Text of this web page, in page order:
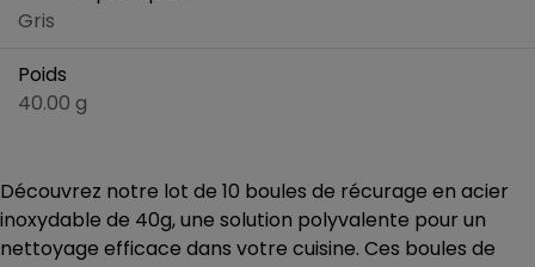
Gris
Poids
40.00 g
Découvrez notre lot de 10 boules de récurage en acier
inoxydable de 40g, une solution polyvalente pour un
nettoyage efficace dans votre cuisine. Ces boules de